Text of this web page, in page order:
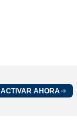
ACTIVAR AHORA